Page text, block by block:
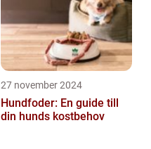
27 november 2024
Hundfoder: En guide till
din hunds kostbehov